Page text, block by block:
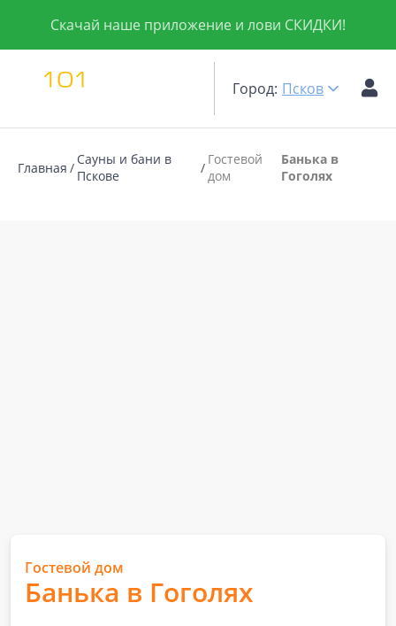
Скачай наше приложение и лови СКИДКИ!
Город: Псков
Главная
Сауны и бани в
Пскове
Гостевой
дом
Банька в
Гоголях
Гостевой дом
Банька в Гоголях